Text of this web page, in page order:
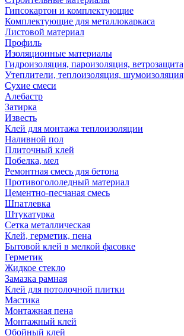
Гипсокартон и комплектующие
Комплектующие для металлокаркаса
Листовой материал
Профиль
Изоляционные материалы
Гидроизоляция, пароизоляция, ветрозащита
Утеплители, теплоизоляция, шумоизоляция
Сухие смеси
Алебастр
Затирка
Известь
Клей для монтажа теплоизоляции
Наливной пол
Плиточный клей
Побелка, мел
Ремонтная смесь для бетона
Противогололедный материал
Цементно-песчаная смесь
Шпатлевка
Штукатурка
Сетка металлическая
Клей, герметик, пена
Бытовой клей в мелкой фасовке
Герметик
Жидкое стекло
Замазка рамная
Клей для потолочной плитки
Мастика
Монтажная пена
Монтажный клей
Обойный клей